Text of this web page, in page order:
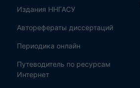
Издания ННГАСУ
Авторефераты диссертаций
Периодика онлайн
Путеводитель по ресурсам
Интернет